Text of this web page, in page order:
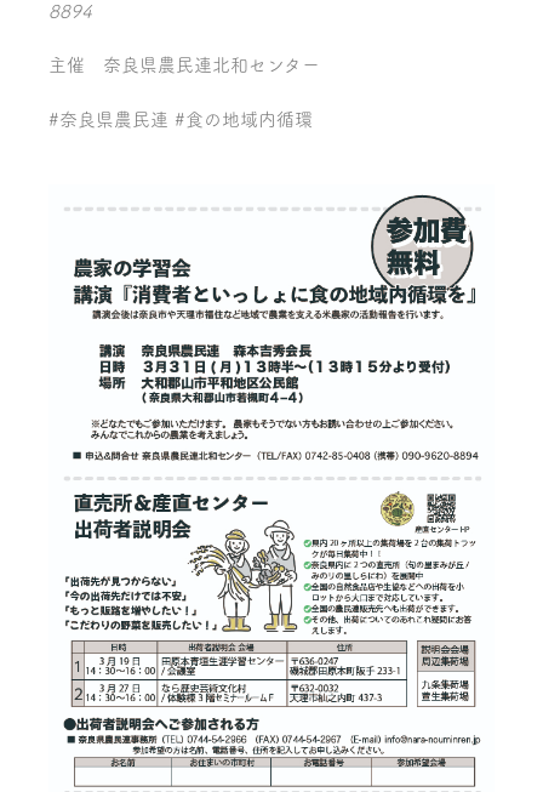
8894
主催 奈良県農民連北和センター
#奈良県農民連 #食の地域内循環